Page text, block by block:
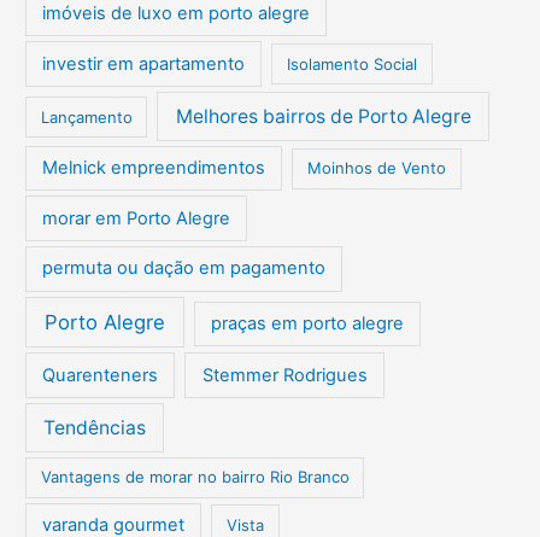
imóveis de luxo em porto alegre
investir em apartamento Isolamento Social
Lançamento Melhores bairros de Porto Alegre
Melnick empreendimentos Moinhos de Vento
morar em Porto Alegre
permuta ou dação em pagamento
Porto Alegre praças em porto alegre
Quarenteners Stemmer Rodrigues
Tendências
Vantagens de morar no bairro Rio Branco
varanda gourmet Vista